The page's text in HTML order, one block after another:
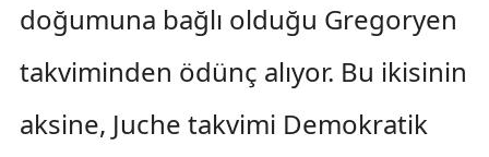
doğumuna bağlı olduğu Gregoryen
takviminden ödünç alıyor. Bu ikisinin
aksine, Juche takvimi Demokratik